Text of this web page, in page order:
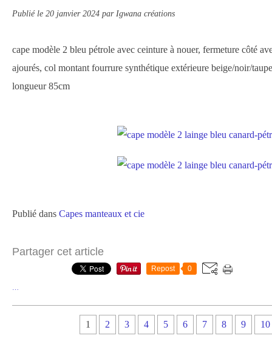
Publié le 20 janvier 2024 par Igwana créations
cape modèle 2 bleu pétrole avec ceinture à nouer, fermeture côté
ajourés, col montant fourrure synthétique extérieure beige/noir/
longueur 85cm
Publié dans Capes manteaux et cie
Partager cet article
Repost 0
1 2 3 4 5 6 7 8 9 10